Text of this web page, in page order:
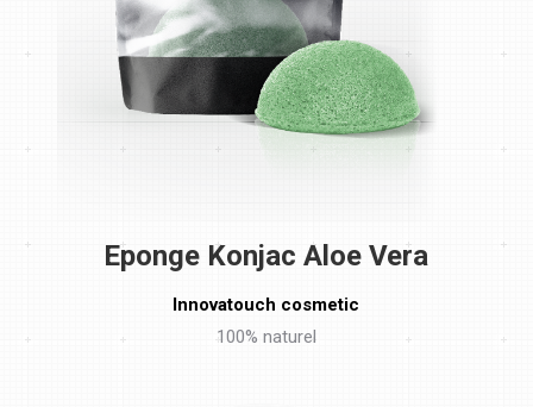
Eponge Konjac Aloe Vera
Innovatouch cosmetic
100% naturel